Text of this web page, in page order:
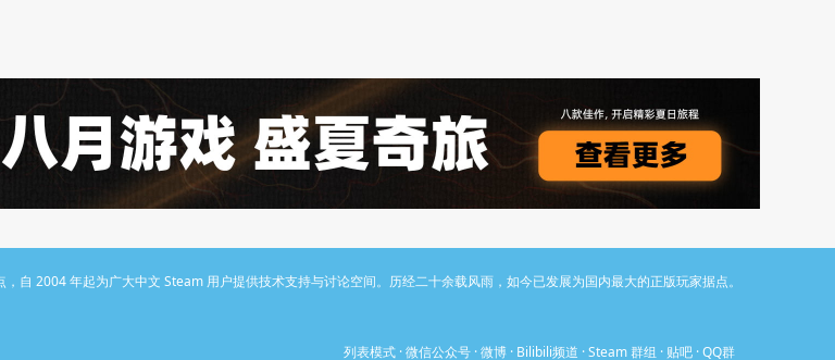
2004 年起为广大中文 Steam 用户提供技术支持与讨论空间。历经二十余载风雨，如今已发展为国内最大的正版玩家据点。
列表模式 ·微信公众号 ·微博 · Bilibili频道 ·Steam 群组 · 贴吧 ·QQ群